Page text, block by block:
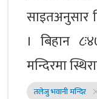
साइतअनुसार
। बिहान
मन्दिरमा
तलेजु भवानी मन्दिर